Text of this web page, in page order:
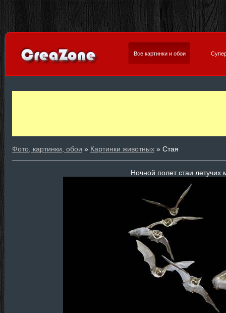
Все картинки и обои
Фото, картинки, обои » Картинки животных » Стая
Ночной полет стаи